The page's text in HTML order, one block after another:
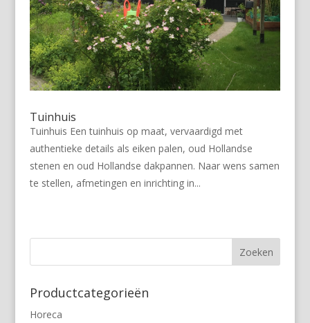
Tuinhuis
Tuinhuis Een tuinhuis op maat, vervaardigd met
authentieke details als eiken palen, oud Hollandse
stenen en oud Hollandse dakpannen. Naar wens samen
te stellen, afmetingen en inrichting in...
Productcategorieën
Horeca